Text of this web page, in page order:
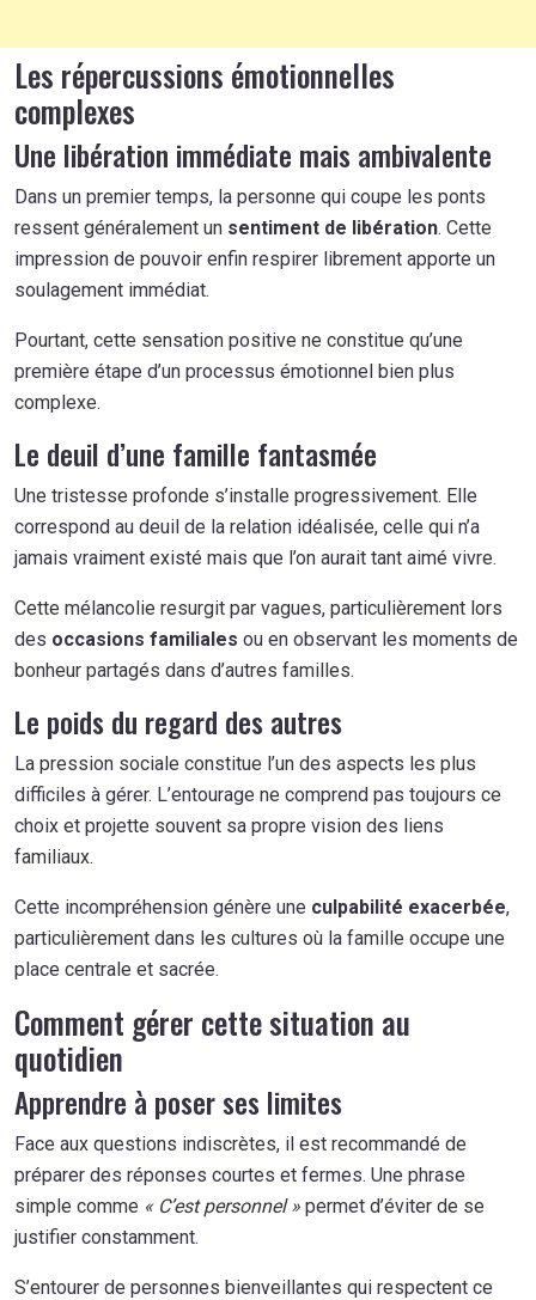
Les répercussions émotionnelles
complexes
Une libération immédiate mais ambivalente
Dans un premier temps, la personne qui coupe les ponts
ressent généralement un sentiment de libération. Cette
impression de pouvoir enfin respirer librement apporte un
soulagement immédiat.
Pourtant, cette sensation positive ne constitue qu’une
première étape d’un processus émotionnel bien plus
complexe.
Le deuil d’une famille fantasmée
Une tristesse profonde s’installe progressivement. Elle
correspond au deuil de la relation idéalisée, celle qui n’a
jamais vraiment existé mais que l’on aurait tant aimé vivre.
Cette mélancolie resurgit par vagues, particulièrement lors
des occasions familiales ou en observant les moments de
bonheur partagés dans d’autres familles.
Le poids du regard des autres
La pression sociale constitue l’un des aspects les plus
difficiles à gérer. L’entourage ne comprend pas toujours ce
choix et projette souvent sa propre vision des liens
familiaux.
Cette incompréhension génère une culpabilité exacerbée,
particulièrement dans les cultures où la famille occupe une
place centrale et sacrée.
Comment gérer cette situation au
quotidien
Apprendre à poser ses limites
Face aux questions indiscrètes, il est recommandé de
préparer des réponses courtes et fermes. Une phrase
simple comme « C’est personnel » permet d’éviter de se
justifier constamment.
S’entourer de personnes bienveillantes qui respectent ce